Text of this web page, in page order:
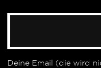
Deine Email (die wird